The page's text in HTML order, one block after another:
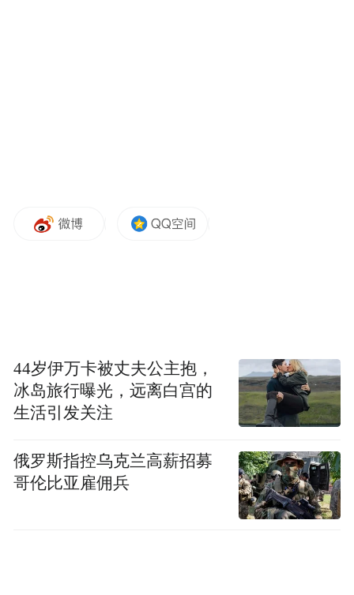
红色，例如裤子、夹克、手包、靴子等单
Posocco，他用温暖而华丽的酒红色打造出热
烈的氛围感，和Dua Lipa一直以来的音乐风
格不谋而合。
44岁伊万卡被丈夫公主抱，
冰岛旅行曝光，远离白宫的
生活引发关注
俄罗斯指控乌克兰高薪招募
哥伦比亚雇佣兵